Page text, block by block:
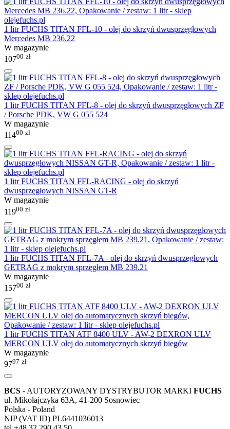
1 litr FUCHS TITAN FFL-10 - olej do skrzyń dwusprzęgłowych
Mercedes MB 236.22
W magazynie
10700 zł
1 litr FUCHS TITAN FFL-8 - olej do skrzyń dwusprzęgłowych ZF
/ Porsche PDK, VW G 055 524
W magazynie
11400 zł
1 litr FUCHS TITAN FFL-RACING - olej do skrzyń
dwusprzęgłowych NISSAN GT-R
W magazynie
11900 zł
1 litr FUCHS TITAN FFL-7A - olej do skrzyń dwusprzęgłowych
GETRAG z mokrym sprzęgłem MB 239.21
W magazynie
15700 zł
1 litr FUCHS TITAN ATF 8400 ULV - AW-2 DEXRON ULV
MERCON ULV olej do automatycznych skrzyń biegów
W magazynie
9797 zł
BCS - AUTORYZOWANY DYSTRYBUTOR MARKI FUCHS
ul. Mikołajczyka 63A, 41-200 Sosnowiec
Polska - Poland
NIP (VAT ID) PL6441036013